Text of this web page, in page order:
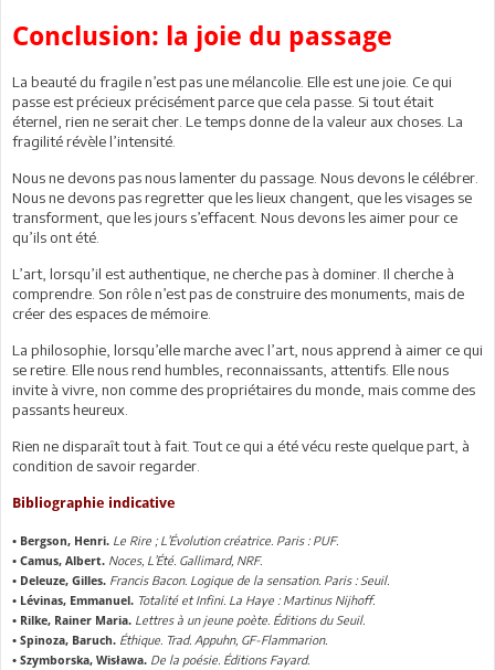
Conclusion: la joie du passage
La beauté du fragile n’est pas une mélancolie. Elle est une joie. Ce qui
passe est précieux précisément parce que cela passe. Si tout était
éternel, rien ne serait cher. Le temps donne de la valeur aux choses. La
fragilité révèle l’intensité.
Nous ne devons pas nous lamenter du passage. Nous devons le célébrer.
Nous ne devons pas regretter que les lieux changent, que les visages se
transforment, que les jours s’effacent. Nous devons les aimer pour ce
qu’ils ont été.
L’art, lorsqu’il est authentique, ne cherche pas à dominer. Il cherche à
comprendre. Son rôle n’est pas de construire des monuments, mais de
créer des espaces de mémoire.
La philosophie, lorsqu’elle marche avec l’art, nous apprend à aimer ce qui
se retire. Elle nous rend humbles, reconnaissants, attentifs. Elle nous
invite à vivre, non comme des propriétaires du monde, mais comme des
passants heureux.
Rien ne disparaît tout à fait. Tout ce qui a été vécu reste quelque part, à
condition de savoir regarder.
Bibliographie indicative
• Bergson, Henri. Le Rire ; L’Évolution créatrice. Paris : PUF.
• Camus, Albert. Noces, L’Été. Gallimard, NRF.
• Deleuze, Gilles. Francis Bacon. Logique de la sensation. Paris : Seuil.
• Lévinas, Emmanuel. Totalité et Infini. La Haye : Martinus Nijhoff.
• Rilke, Rainer Maria. Lettres à un jeune poète. Éditions du Seuil.
• Spinoza, Baruch. Éthique. Trad. Appuhn, GF-Flammarion.
• Szymborska, Wisława. De la poésie. Éditions Fayard.